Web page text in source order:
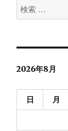
検
索
象:
2026年8月
日 月